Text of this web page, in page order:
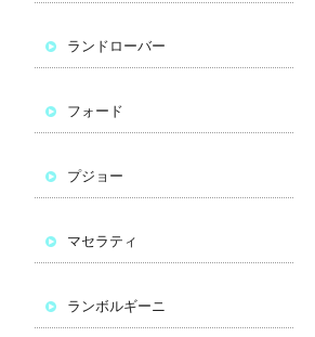
ランドローバー
フォード
プジョー
マセラティ
ランボルギーニ